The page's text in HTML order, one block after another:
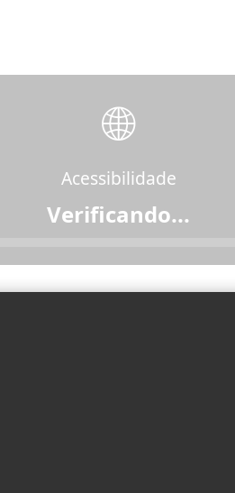
🌐
Acessibilidade
Acessível (com